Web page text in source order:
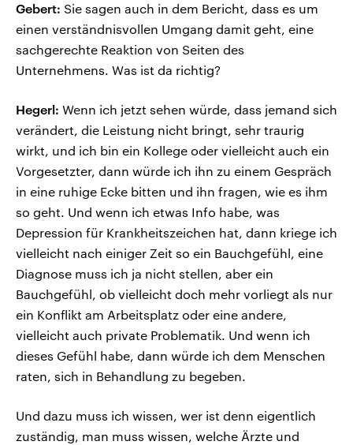
Gebert: Sie sagen auch in dem Bericht, dass es um
einen verständnisvollen Umgang damit geht, eine
sachgerechte Reaktion von Seiten des
Unternehmens. Was ist da richtig?
Hegerl: Wenn ich jetzt sehen würde, dass jemand sich
verändert, die Leistung nicht bringt, sehr traurig
wirkt, und ich bin ein Kollege oder vielleicht auch ein
Vorgesetzter, dann würde ich ihn zu einem Gespräch
in eine ruhige Ecke bitten und ihn fragen, wie es ihm
so geht. Und wenn ich etwas Info habe, was
Depression für Krankheitszeichen hat, dann kriege ich
vielleicht nach einiger Zeit so ein Bauchgefühl, eine
Diagnose muss ich ja nicht stellen, aber ein
Bauchgefühl, ob vielleicht doch mehr vorliegt als nur
ein Konflikt am Arbeitsplatz oder eine andere,
vielleicht auch private Problematik. Und wenn ich
dieses Gefühl habe, dann würde ich dem Menschen
raten, sich in Behandlung zu begeben.
Und dazu muss ich wissen, wer ist denn eigentlich
zuständig, man muss wissen, welche Ärzte und